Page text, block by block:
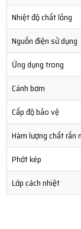
Nhiệt độ chất lỏng
Nguồn điện sử dụng
Ứng dụng trong
Cánh bơm
Cấp độ bảo vệ
Hàm lượng chất rắn
Phớt kép
Lớp cách nhiệt